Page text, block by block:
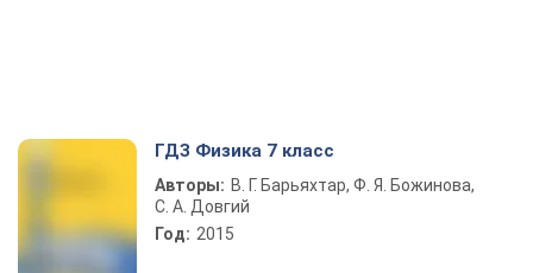
ГДЗ Физика 7 класс
Авторы: В. Г. Барьяхтар, Ф. Я. Божинова,
С. А. Довгий
Год: 2015